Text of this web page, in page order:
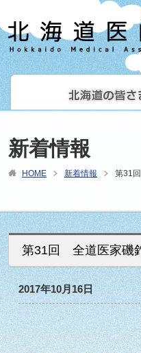
新着情報
HOME 新着情報 第31
第31回 全道医家磯
2017年10月16日